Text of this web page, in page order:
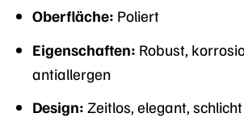
Oberfläche: Poliert
Eigenschaften: Robust,
antiallergen
Design: Zeitlos, elegant, schlicht